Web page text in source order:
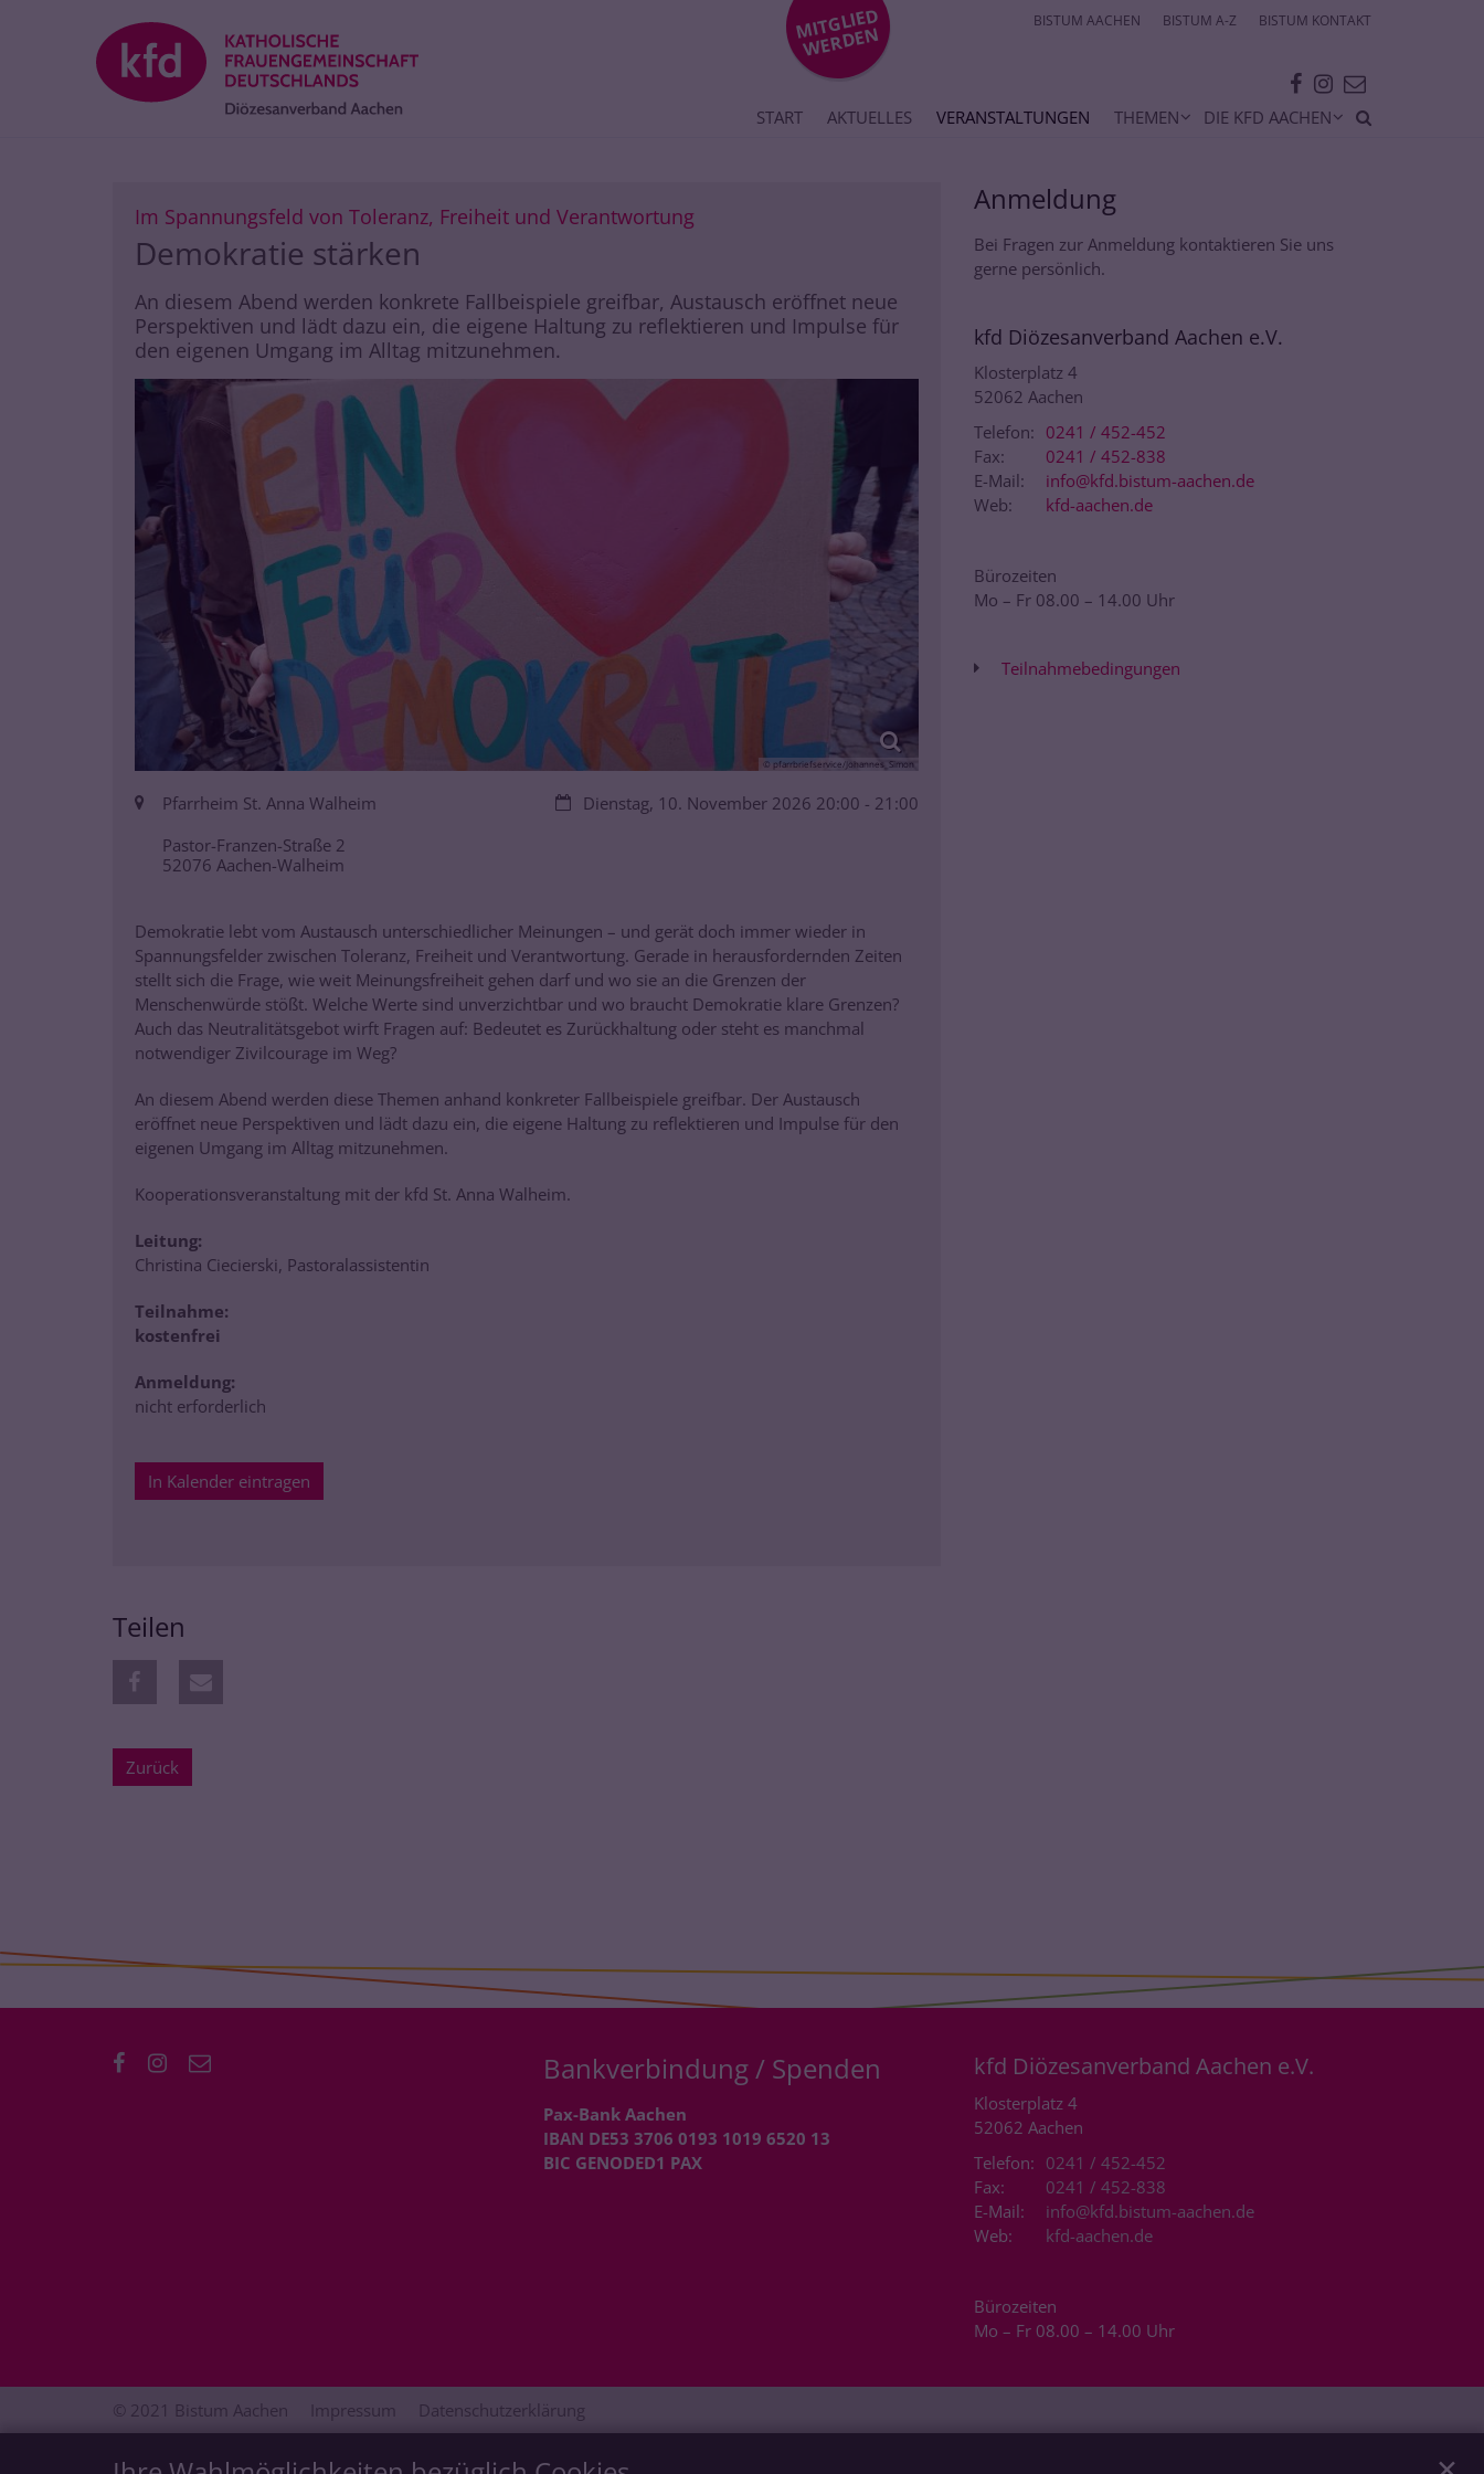
BISTUM AACHEN BISTUM A-Z BISTUM KONTAKT
START AKTUELLES VERANSTALTUNGEN THEMEN DIE KFD AACHEN
MIT
GLIE
D
WE
R
DE
N
Im Spannungsfeld von Toleranz, Freiheit und Verantwortung:
Demokratie stärken
An diesem Abend werden konkrete Fallbeispiele greifbar, Austausch eröffnet neue
Perspektiven und lädt dazu ein, die eigene Haltung zu reflektieren und Impulse für
den eigenen Umgang im Alltag mitzunehmen.
© pfarrbriefservice/Johannes_Simon
Datum:Dienstag, 10. November 2026 20:00 - 21:00
Ort: Pfarrheim St. Anna Walheim
Pastor-Franzen-Straße 2
52076 Aachen-Walheim
Demokratie lebt vom Austausch unterschiedlicher Meinungen – und gerät doch immer wieder in
Spannungsfelder zwischen Toleranz, Freiheit und Verantwortung. Gerade in herausfordernden Zeiten
stellt sich die Frage, wie weit Meinungsfreiheit gehen darf und wo sie an die Grenzen der
Menschenwürde stößt. Welche Werte sind unverzichtbar und wo braucht Demokratie klare Grenzen?
Auch das Neutralitätsgebot wirft Fragen auf: Bedeutet es Zurückhaltung oder steht es manchmal
notwendiger Zivilcourage im Weg?
An diesem Abend werden diese Themen anhand konkreter Fallbeispiele greifbar. Der Austausch
eröffnet neue Perspektiven und lädt dazu ein, die eigene Haltung zu reflektieren und Impulse für den
eigenen Umgang im Alltag mitzunehmen.
Kooperationsveranstaltung mit der kfd St. Anna Walheim.
Leitung:
Christina Ciecierski, Pastoralassistentin
Teilnahme:
kostenfrei
Anmeldung:
nicht erforderlich
In Kalender eintragen
Teilen
Zurück
Anmeldung
Bei Fragen zur Anmeldung kontaktieren Sie uns
gerne persönlich.
kfd Diözesanverband Aachen e.V.
Klosterplatz 4
52062 Aachen
Telefon: 0241 / 452-452
Fax:
0241 / 452-838
E-Mail:
info@kfd.bistum-aachen.de
Web:
kfd-aachen.de
Bürozeiten
Mo – Fr 08.00 – 14.00 Uhr
Teilnahmebedingungen
Bankverbindung / Spenden
Pax-Bank Aachen
IBAN DE53 3706 0193 1019 6520 13
BIC GENODED1 PAX
kfd Diözesanverband Aachen e.V.
Klosterplatz 4
52062 Aachen
Telefon: 0241 / 452-452
Fax:
0241 / 452-838
E-Mail:
info@kfd.bistum-aachen.de
Web:
kfd-aachen.de
Bürozeiten
Mo – Fr 08.00 – 14.00 Uhr
© 2021 Bistum Aachen Impressum Datenschutzerklärung